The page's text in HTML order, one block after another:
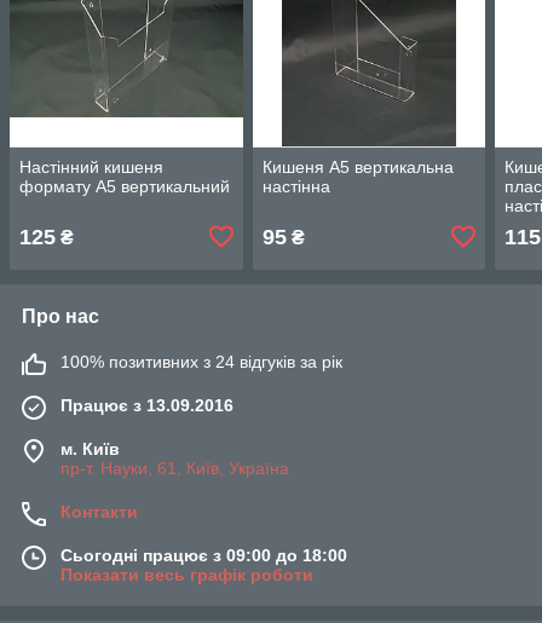
Настінний кишеня
формату А5 вертикальний
125 ₴
Кишеня А5 вертикальна
настінна
95₴ 115
Про нас
100% позитивних з 24 відгуків за рік
Працює з 13.09.2016
м. Київ
пр-т. Науки, 61, Київ, Україна
Контакти
Сьогодні працює з 09:00 до 18:00
Показати весь графік роботи